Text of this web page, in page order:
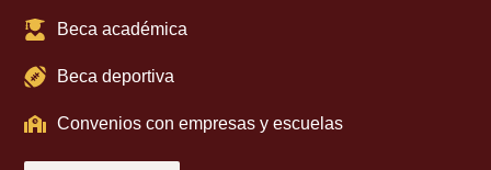
Beca académica
Beca deportiva
Convenios con empresas y escuelas